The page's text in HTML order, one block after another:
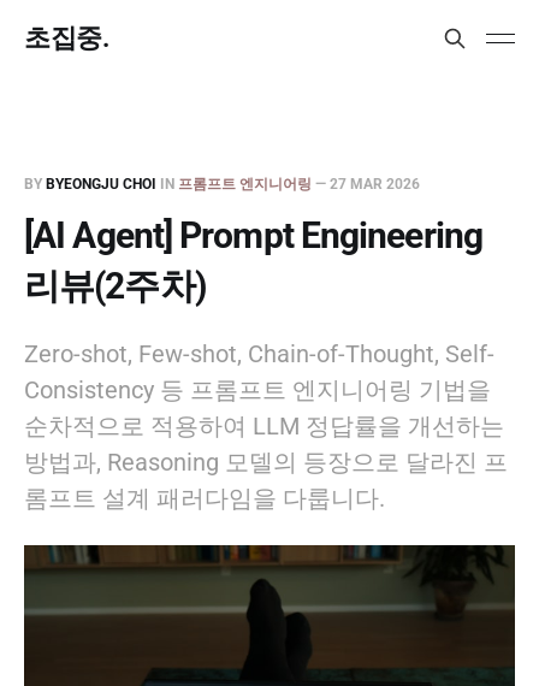
초집중.
BY BYEONGJU CHOI IN 프롬프트 엔지니어링 — 27 MAR 2026
[AI Agent] Prompt Engineering
리뷰(2주차)
Zero-shot, Few-shot, Chain-of-Thought, Self-
Consistency 등 프롬프트 엔지니어링 기법을
순차적으로 적용하여 LLM 정답률을 개선하는
방법과, Reasoning 모델의 등장으로 달라진 프
롬프트 설계 패러다임을 다룹니다.